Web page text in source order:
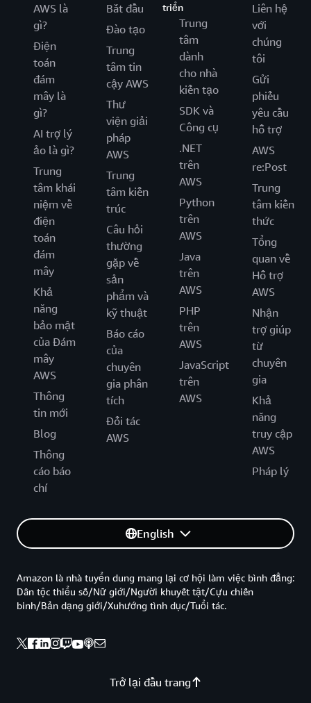
AWS là
gì?
Điện
toán
đám
mây là
gì?
AI trợ lý
ảo là gì?
Trung
tâm khái
niệm về
điện
toán
đám
mây
Khả
năng
bảo mật
của Đám
mây
AWS
Thông
tin mới
Blog
Thông
cáo báo
chí
Bắt đầu
Đào tạo
Trung
tâm tin
cậy AWS
Thư
viện giải
pháp
AWS
Trung
tâm kiến
trúc
Câu hỏi
thường
gặp về
sản
phẩm và
kỹ thuật
Báo cáo
của
chuyên
gia phân
tích
Đối tác
AWS
triển
Trung
tâm
dành
cho nhà
kiến tạo
SDK và
Công cụ
.NET
trên
AWS
Python
trên
AWS
Java
trên
AWS
PHP
trên
AWS
JavaScript
trên
AWS
Liên hệ
với
chúng
tôi
Gửi
phiếu
yêu cầu
hỗ trợ
AWS
re:Post
Trung
tâm kiến
thức
Tổng
quan về
Hỗ trợ
AWS
Nhận
trợ giúp
từ
chuyên
gia
Khả
năng
truy cập
AWS
Pháp lý
English
Trở lại đầu trang
Amazon là nhà tuyển dung mang lại cơ hội làm việc bình đẳng:
Dân tộc thiểu số/Nữ giới/Người khuyết tật/Cựu chiến
binh/Bản dạng giới/Xuhướng tình dục/Tuổi tác.